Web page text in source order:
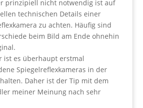
prinzipiell nicht notwendig ist auf
technischen Details einer
zu achten. Häufig sind
beim Bild am Ende ohnehin
ist es überhaupt erstmal
Spiegelreflexkameras in der
Daher ist der Tip mit dem
meiner Meinung nach sehr